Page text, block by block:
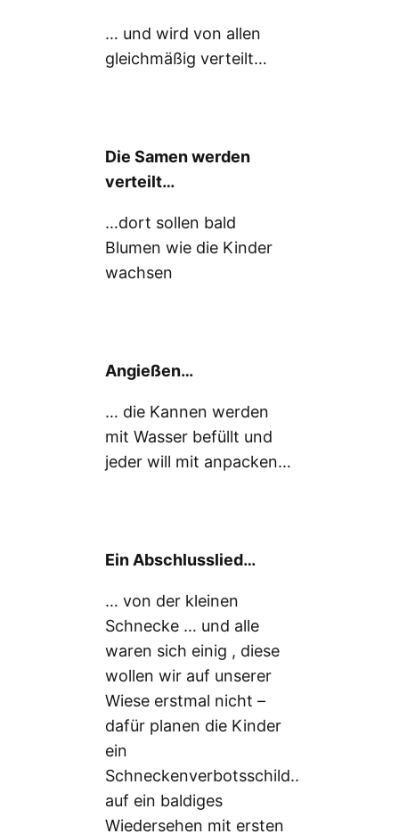
… und wird von allen
gleichmäßig verteilt…
Die Samen werden
verteilt…
…dort sollen bald
Blumen wie die Kinder
wachsen
Angießen…
… die Kannen werden
mit Wasser befüllt und
jeder will mit anpacken…
Ein Abschlusslied…
… von der kleinen
Schnecke … und alle
waren sich einig , diese
wollen wir auf unserer
Wiese erstmal nicht –
dafür planen die Kinder
ein
Schneckenverbotsschild..
auf ein baldiges
Wiedersehen mit ersten